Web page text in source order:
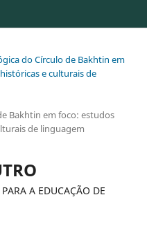
do Círculo de Bakhtin em
e culturais de
Bakhtin em foco: estudos
de linguagem
A EDUCAÇÃO DE